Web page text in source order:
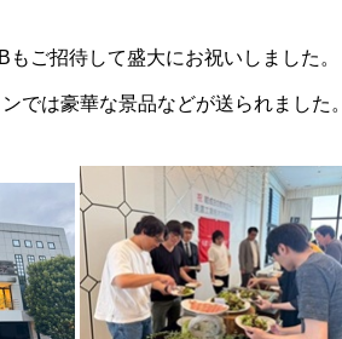
ご招待して盛大にお祝いしました。
では豪華な景品などが送られました。